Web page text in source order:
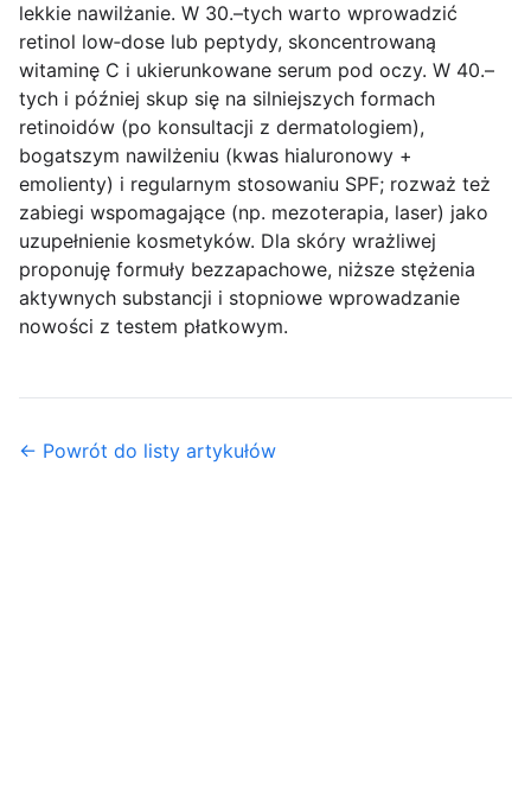
lekkie nawilżanie. W 30.–tych warto wprowadzić
retinol low‑dose lub peptydy, skoncentrowaną
witaminę C i ukierunkowane serum pod oczy. W 40.–
tych i później skup się na silniejszych formach
retinoidów (po konsultacji z dermatologiem),
bogatszym nawilżeniu (kwas hialuronowy +
emolienty) i regularnym stosowaniu SPF; rozważ też
zabiegi wspomagające (np. mezoterapia, laser) jako
uzupełnienie kosmetyków. Dla skóry wrażliwej
proponuję formuły bezzapachowe, niższe stężenia
aktywnych substancji i stopniowe wprowadzanie
nowości z testem płatkowym.
← Powrót do listy artykułów